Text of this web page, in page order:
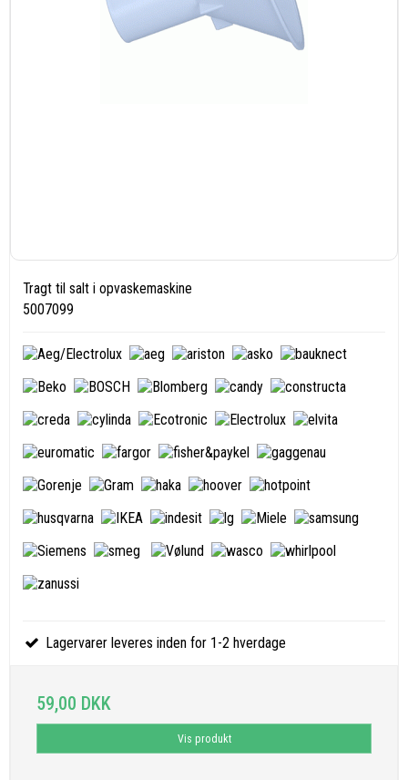
Tragt til salt i opvaskemaskine
5007099
Lagervarer leveres inden for 1-2 hverdage
59,00 DKK
Vis produkt